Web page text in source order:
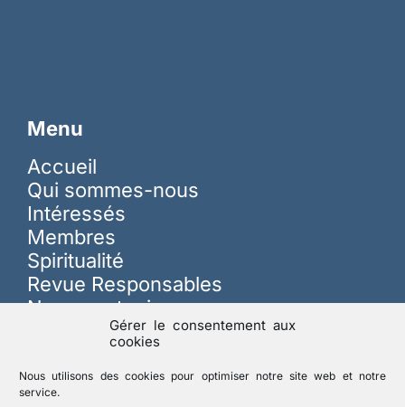
Gérer le consentement aux
cookies
Nous utilisons des cookies pour optimiser notre site web et notre
service.
Menu
Accueil
Qui sommes-nous
Intéressés
Membres
Spiritualité
Revue Responsables
Nous soutenir